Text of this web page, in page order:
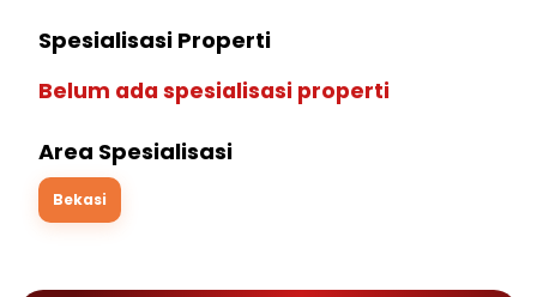
Spesialisasi Properti
Belum ada spesialisasi properti
Area Spesialisasi
Bekasi